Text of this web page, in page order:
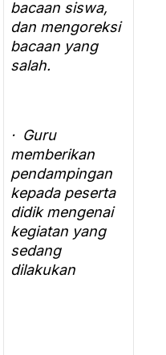
bacaan siswa,
dan mengoreksi
bacaan yang
salah.
· Guru
memberikan
pendampingan
kepada peserta
didik mengenai
kegiatan yang
sedang
dilakukan